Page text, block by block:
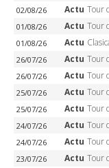
02/08/26 Actu Tour de
01/08/26 Actu Tour de
01/08/26 Actu Clasica
26/07/26 Actu Tour de
26/07/26 Actu Tour de France
25/07/26 Actu Tour de
25/07/26 Actu Tour de
24/07/26 Actu Tour de
24/07/26 Actu Tour de
23/07/26 Actu Tour de